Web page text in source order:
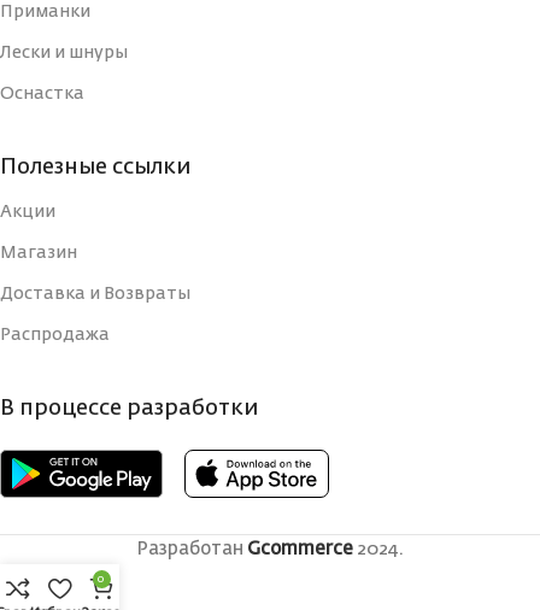
Приманки
Лески и шнуры
Оснастка
Полезные ссылки
Акции
Магазин
Доставка и Возвраты
Распродажа
В процессе разработки
Разработан Gcommerce 2024.
0